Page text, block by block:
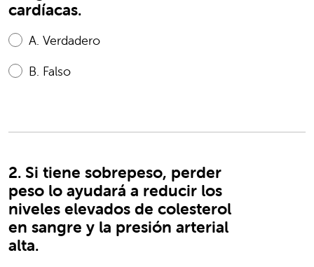
cardíacas.
A. Verdadero
B. Falso
2. Si tiene sobrepeso, perder
peso lo ayudará a reducir los
niveles elevados de colesterol
en sangre y la presión arterial
alta.